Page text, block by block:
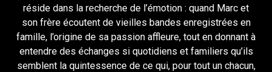
réside dans la recherche de l’émotion : quand Marc et
son frère écoutent de vieilles bandes enregistrées en
famille, l’origine de sa passion affleure, tout en donnant à
entendre des échanges si quotidiens et familiers qu’ils
semblent la quintessence de ce qui, pour tout un chacun,